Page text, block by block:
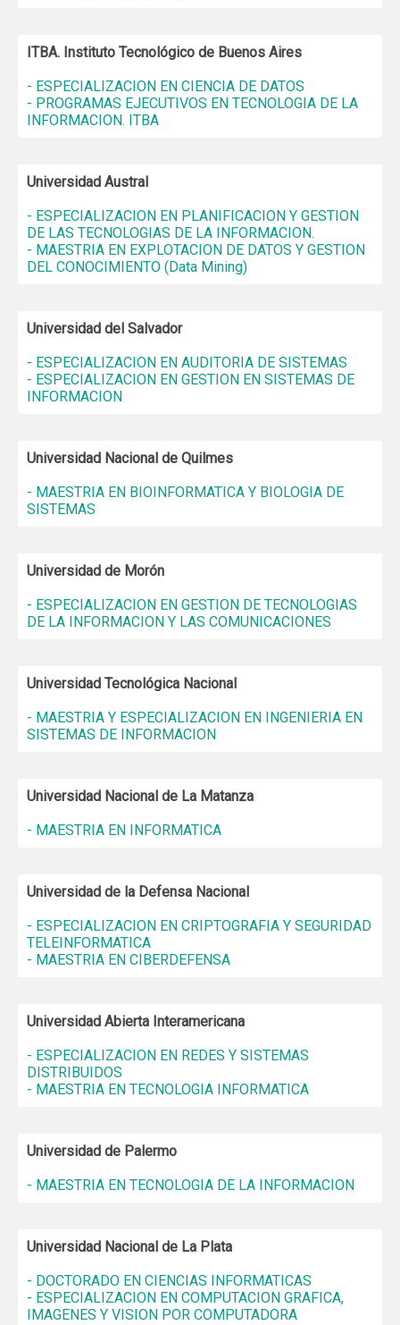
ITBA. Instituto Tecnológico de Buenos Aires
- ESPECIALIZACION EN CIENCIA DE DATOS
- PROGRAMAS EJECUTIVOS EN TECNOLOGIA DE LA
INFORMACION. ITBA
Universidad Austral
- ESPECIALIZACION EN PLANIFICACION Y GESTION
DE LAS TECNOLOGIAS DE LA INFORMACION.
- MAESTRIA EN EXPLOTACION DE DATOS Y GESTION
DEL CONOCIMIENTO (Data Mining)
Universidad del Salvador
- ESPECIALIZACION EN AUDITORIA DE SISTEMAS
- ESPECIALIZACION EN GESTION EN SISTEMAS DE
INFORMACION
Universidad Nacional de Quilmes
- MAESTRIA EN BIOINFORMATICA Y BIOLOGIA DE
SISTEMAS
Universidad de Morón
- ESPECIALIZACION EN GESTION DE TECNOLOGIAS
DE LA INFORMACION Y LAS COMUNICACIONES
Universidad Tecnológica Nacional
- MAESTRIA Y ESPECIALIZACION EN INGENIERIA EN
SISTEMAS DE INFORMACION
Universidad Nacional de La Matanza
- MAESTRIA EN INFORMATICA
Universidad de la Defensa Nacional
- ESPECIALIZACION EN CRIPTOGRAFIA Y SEGURIDAD
TELEINFORMATICA
- MAESTRIA EN CIBERDEFENSA
Universidad Abierta Interamericana
- ESPECIALIZACION EN REDES Y SISTEMAS
DISTRIBUIDOS
- MAESTRIA EN TECNOLOGIA INFORMATICA
Universidad de Palermo
- MAESTRIA EN TECNOLOGIA DE LA INFORMACION
Universidad Nacional de La Plata
- DOCTORADO EN CIENCIAS INFORMATICAS
- ESPECIALIZACION EN COMPUTACION GRAFICA,
IMAGENES Y VISION POR COMPUTADORA